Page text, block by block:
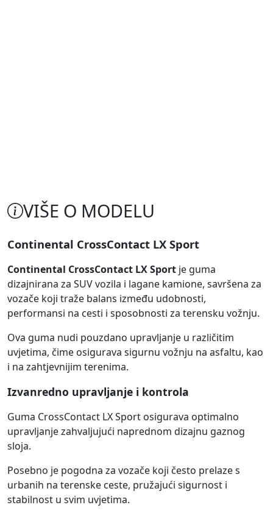
VIŠE O MODELU
Continental CrossContact LX Sport
Continental CrossContact LX Sport je guma
dizajnirana za SUV vozila i lagane kamione, savršena za
vozače koji traže balans između udobnosti,
performansi na cesti i sposobnosti za terensku vožnju.
Ova guma nudi pouzdano upravljanje u različitim
uvjetima, čime osigurava sigurnu vožnju na asfaltu, kao
i na zahtjevnijim terenima.
Izvanredno upravljanje i kontrola
Guma CrossContact LX Sport osigurava optimalno
upravljanje zahvaljujući naprednom dizajnu gaznog
sloja.
Posebno je pogodna za vozače koji često prelaze s
urbanih na terenske ceste, pružajući sigurnost i
stabilnost u svim uvjetima.